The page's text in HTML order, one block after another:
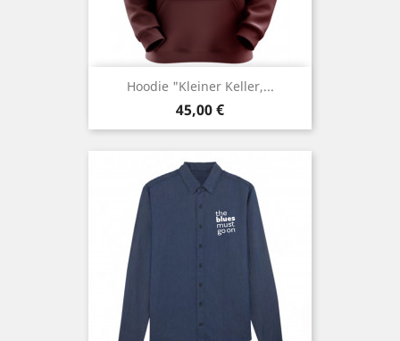
Hoodie "Kleiner Keller,...
Preis
45,00 €